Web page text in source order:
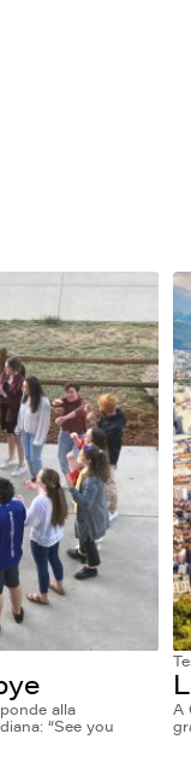
alla
“See you
A